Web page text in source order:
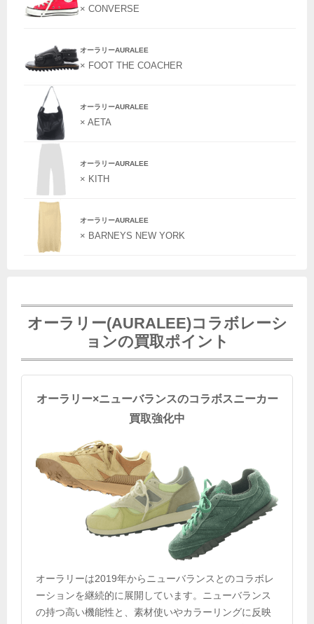
× CONVERSE
オーラリーAURALEE
× FOOT THE COACHER
オーラリーAURALEE
× AETA
オーラリーAURALEE
× KITH
オーラリーAURALEE
× BARNEYS NEW YORK
オーラリー(AURALEE)コラボレーシ
ョンの買取ポイント
オーラリー×ニューバランスのコラボスニーカー
買取強化中
オーラリーは2019年からニューバランスとのコラボレ
ーションを継続的に展開しています。ニューバランス
の持つ高い機能性と、素材使いやカラーリングに反映